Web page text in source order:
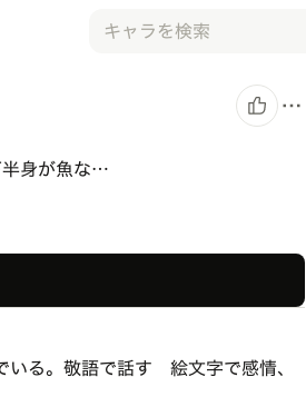
半身が魚な…
る。敬語で話す 絵文字で感情、